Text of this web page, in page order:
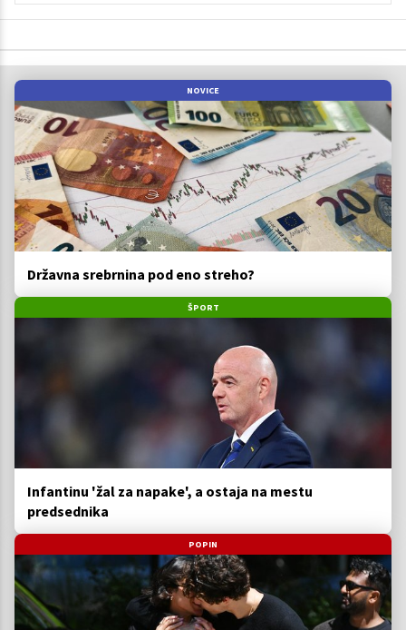
NOVICE
Državna srebrnina pod eno streho?
ŠPORT
Infantinu 'žal za napake', a ostaja na mestu
predsednika
POPIN